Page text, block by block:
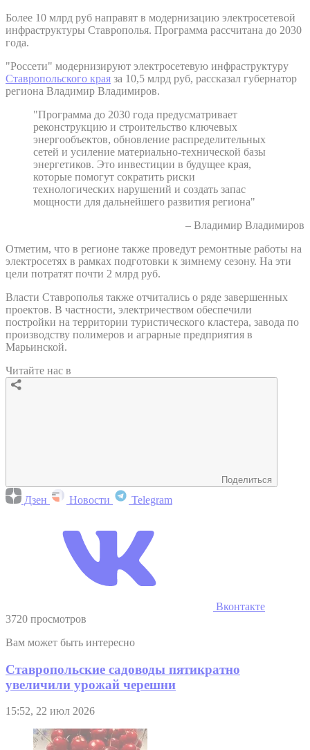
Более 10 млрд руб направят в модернизацию электросетевой
инфраструктуры Ставрополья. Программа рассчитана до 2030
года.
"Россети" модернизируют электросетевую инфраструктуру
Ставропольского края за 10,5 млрд руб, рассказал губернатор
региона Владимир Владимиров.
"Программа до 2030 года предусматривает
реконструкцию и строительство ключевых
энергообъектов, обновление распределительных
сетей и усиление материально-технической базы
энергетиков. Это инвестиции в будущее края,
которые помогут сократить риски
технологических нарушений и создать запас
мощности для дальнейшего развития региона"
– Владимир Владимиров
Отметим, что в регионе также проведут ремонтные работы на
электросетях в рамках подготовки к зимнему сезону. На эти
цели потратят почти 2 млрд руб.
Власти Ставрополья также отчитались о ряде завершенных
проектов. В частности, электричеством обеспечили
постройки на территории туристического кластера, завода по
производству полимеров и аграрные предприятия в
Марьинской.
Читайте нас в
Поделиться
Дзен Новости Telegram
Вконтакте
3720 просмотров
Вам может быть интересно
Ставропольские садоводы пятикратно
увеличили урожай черешни
15:52, 22 июл 2026